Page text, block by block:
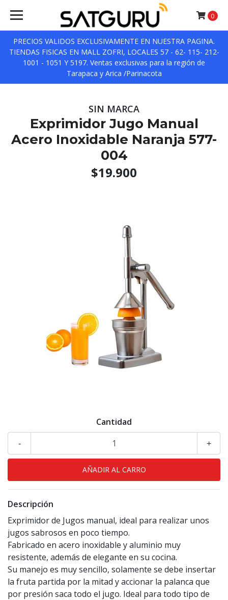
PRECIOS VALIDOS EXCLUSIVAMENTE EN NUESTRA PAGINA.
TIENDAS FISICAS EN MALL ZOFRI, LOCALES 57 - 62- 115- 212-
1001 - 1051 Y 5197. Ventas exclusivas para la región de
Tarapaca y Arica /Parinacota
0
SIN MARCA
Exprimidor Jugo Manual
Acero Inoxidable Naranja 577-
004
$19.900
Cantidad
+
-
Descripción
Exprimidor de Jugos manual, ideal para realizar unos
jugos sabrosos en poco tiempo.
Fabricado en acero inoxidable y aluminio muy
resistente, además de elegante en su cocina.
Su manejo es muy sencillo, solamente se debe insertar
la fruta partida por la mitad y accionar la palanca que
por presión saca todo el jugo. Ideal para todo tipo de